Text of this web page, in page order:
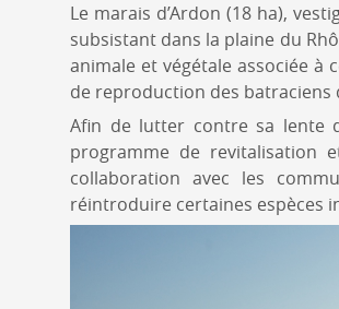
Caveaux de dégustation
Le marais d’Ardon (18 ha),
subsistant dans la plaine du
animale et végétale associée à
de reproduction des batraciens
Afin de lutter contre sa lente
programme de revitalisation
collaboration avec les
réintroduire certaines espèces